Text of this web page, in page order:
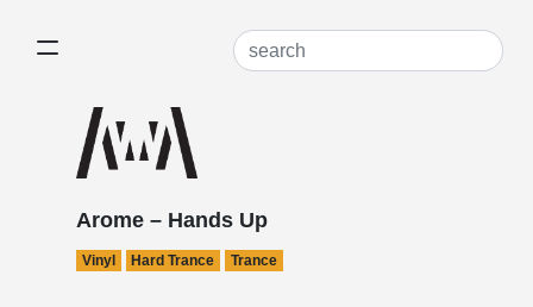
Arome – Hands Up
Vinyl Hard Trance Trance